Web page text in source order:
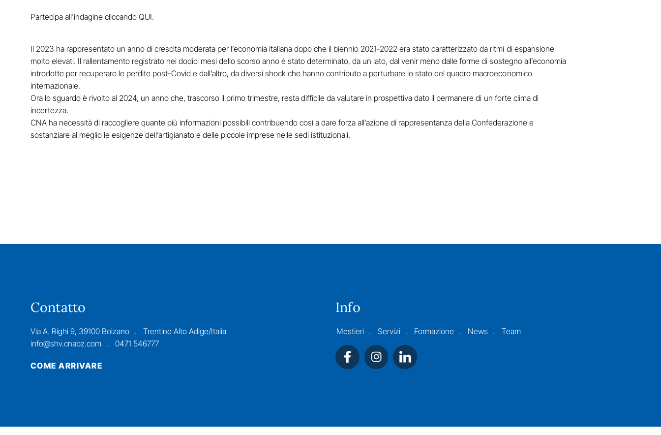
Partecipa all'indagine cliccando QUI.
Il 2023 ha rappresentato un anno di crescita moderata per l’economia italiana dopo che il biennio 2021-2022 era stato caratterizzato da ritmi di espansione
molto elevati. Il rallentamento registrato nei dodici mesi dello scorso anno è stato determinato, da un lato, dal venir meno dalle forme di sostegno all’economia
introdotte per recuperare le perdite post-Covid e dall’altro, da diversi shock che hanno contributo a perturbare lo stato del quadro macroeconomico
internazionale.
Ora lo sguardo è rivolto al 2024, un anno che, trascorso il primo trimestre, resta difficile da valutare in prospettiva dato il permanere di un forte clima di
incertezza.
CNA ha necessità di raccogliere quante più informazioni possibili contribuendo così a dare forza all’azione di rappresentanza della Confederazione e
sostanziare al meglio le esigenze dell’artigianato e delle piccole imprese nelle sedi istituzionali.
Contatto
Via A. Righi 9, 39100 Bolzano
Trentino Alto Adige/Italia
info@shv.cnabz.com
0471 546777
COME ARRIVARE
Info
Mestieri Servizi Formazione News Team